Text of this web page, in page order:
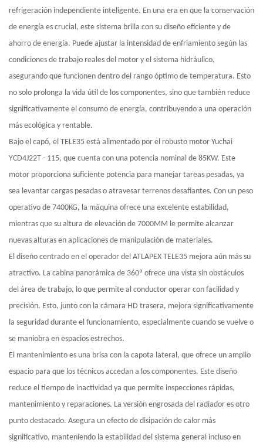
refrigeración independiente inteligente. En una era en que la conservación
de energía es crucial, este sistema brilla con su diseño eficiente y de
ahorro de energía. Puede ajustar la intensidad de enfriamiento según las
condiciones de trabajo reales del motor y el sistema hidráulico,
asegurando que funcionen dentro del rango óptimo de temperatura. Esto
no solo prolonga la vida útil de los componentes, sino que también reduce
significativamente el consumo de energía, contribuyendo a una operación
más ecológica y rentable.
Bajo el capó, el TELE35 está alimentado por el robusto motor Yuchai
YCD4J22T - 115, que cuenta con una potencia nominal de 85KW. Este
motor proporciona suficiente potencia para manejar tareas pesadas, ya
sea levantar cargas pesadas o atravesar terrenos desafiantes. Con un peso
operativo de 7400KG, la máquina ofrece una excelente estabilidad,
mientras que su altura de elevación de 7000MM le permite alcanzar
nuevas alturas en aplicaciones de manipulación de materiales.
El diseño centrado en el operador del ATLAPEX TELE35 mejora aún más su
atractivo. La cabina panorámica de 360º ofrece una vista sin obstáculos
del área de trabajo, lo que permite al conductor operar con facilidad y
precisión. Esto, junto con la cámara HD trasera, mejora significativamente
la seguridad durante el funcionamiento, especialmente cuando se vuelve o
se maniobra en espacios estrechos.
El mantenimiento es una brisa con la capota lateral, que ofrece un amplio
espacio para que los técnicos accedan a los componentes. Este diseño
reduce el tiempo de inactividad ya que permite inspecciones rápidas,
mantenimiento y reparaciones. La versión engrosada del radiador es otro
punto destacado. Asegura un efecto de disipación de calor más
significativo, manteniendo la estabilidad del sistema general incluso en